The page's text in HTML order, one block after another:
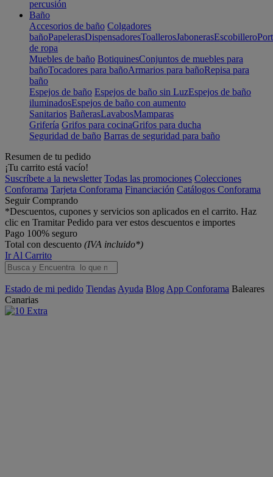
percusión
Baño
Accesorios de baño Colgadores
bañoPapelerasDispensadoresToallerosJabonerasEscobillero
de ropa
Muebles de baño BotiquinesConjuntos de muebles para
bañoTocadores para bañoArmarios para bañoRepisa para
baño
Espejos de baño Espejos de baño sin LuzEspejos de baño
iluminadosEspejos de baño con aumento
Sanitarios BañerasLavabosMamparas
Grifería Grifos para cocinaGrifos para ducha
Seguridad de baño Barras de seguridad para baño
Resumen de tu pedido
¡Tu carrito está vacío!
Suscríbete a la newsletter Todas las promociones Colecciones
Conforama Tarjeta Conforama Financiación Catálogos Conforama
Seguir Comprando
*Descuentos, cupones y servicios son aplicados en el carrito. Haz
clic en Tramitar Pedido para ver estos descuentos e importes
Pago 100% seguro
Total con descuento (IVA incluido*)
Ir Al Carrito
Estado de mi pedido Tiendas Ayuda Blog App Conforama Baleares
Canarias